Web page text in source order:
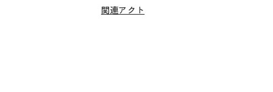
関連アクト